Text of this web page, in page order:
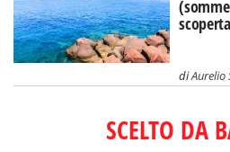
diAurelio
SCELTO DA